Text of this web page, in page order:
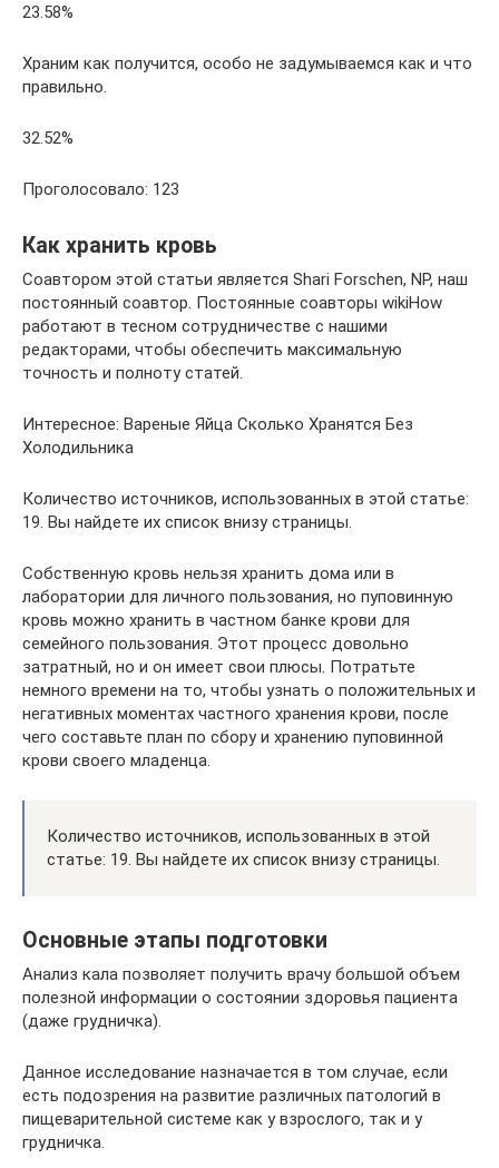
23.58%
Храним как получится, особо не задумываемся как и что
правильно.
32.52%
Проголосовало: 123
Как хранить кровь
Соавтором этой статьи является Shari Forschen, NP, наш
постоянный соавтор. Постоянные соавторы wikiHow
работают в тесном сотрудничестве с нашими
редакторами, чтобы обеспечить максимальную
точность и полноту статей.
Интересное: Вареные Яйца Сколько Хранятся Без
Холодильника
Количество источников, использованных в этой статье:
19. Вы найдете их список внизу страницы.
Собственную кровь нельзя хранить дома или в
лаборатории для личного пользования, но пуповинную
кровь можно хранить в частном банке крови для
семейного пользования. Этот процесс довольно
затратный, но и он имеет свои плюсы. Потратьте
немного времени на то, чтобы узнать о положительных и
негативных моментах частного хранения крови, после
чего составьте план по сбору и хранению пуповинной
крови своего младенца.
Количество источников, использованных в этой
статье: 19. Вы найдете их список внизу страницы.
Основные этапы подготовки
Анализ кала позволяет получить врачу большой объем
полезной информации о состоянии здоровья пациента
(даже грудничка).
Данное исследование назначается в том случае, если
есть подозрения на развитие различных патологий в
пищеварительной системе как у взрослого, так и у
грудничка.